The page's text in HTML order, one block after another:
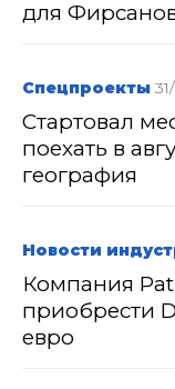
для
Спецпроекты
Стартовал
поехать в
география
Новости
Компания
приобрести
евро